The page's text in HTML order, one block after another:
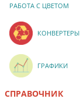
РАБОТА С ЦВЕТОМ
КОНВЕРТЕРЫ
ГРАФИКИ
СПРАВОЧНИК